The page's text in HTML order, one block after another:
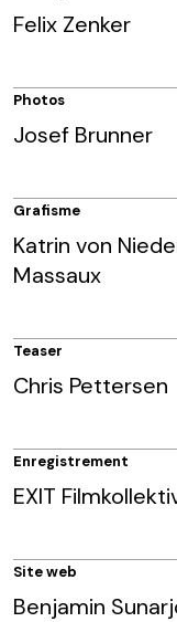
Felix Zenker
Photos
Josef Brunner
Grafisme
Katrin von
Massaux
Teaser
Chris Pettersen
Enregistrement
EXIT
Site web
Benjamin